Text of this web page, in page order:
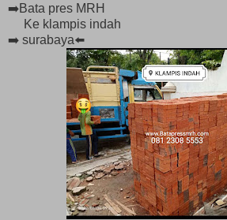
➡️Bata pres MRH
Ke klampis indah
➡️ surabaya⬅️